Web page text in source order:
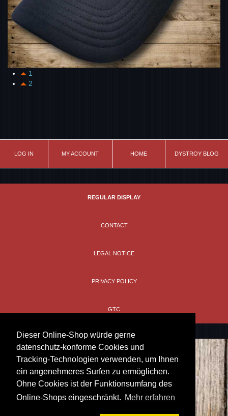
Dieser Online-Shop würde gerne
datenschutz-konforme Cookies und
Tracking-Technologien verwenden, um Ihnen
ein angenehmeres Surfen zu ermöglichen.
Ohne Cookies ist der Funktionsumfang des
Online-Shops eingeschränkt. Mehr erfahren
1
2
LOG IN MY ACCOUNT HOME DYSTROY BLOG
REGULAR DISPLAY
CONTACT
LEGAL NOTICE
PRIVACY POLICY
GTC